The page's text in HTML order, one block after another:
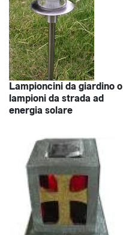
Lampioncini da giardino o
lampioni da strada ad
energia solare